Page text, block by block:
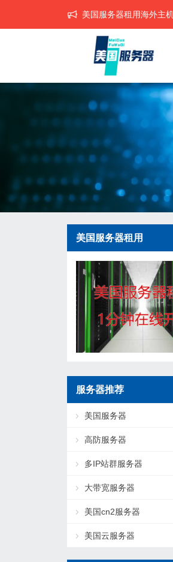
美国服务器租用海外主
美国服务器租用
服务器推荐
美国服务器
高防服务器
多IP站群服务器
大带宽服务器
美国cn2服务器
美国云服务器